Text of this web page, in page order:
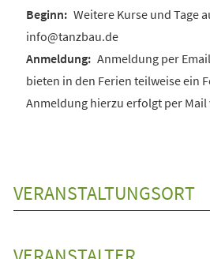
Weitere Kurse und Tage
info@tanzbau.de
Anmeldung per
bieten in den Ferien teilweise ein
Anmeldung hierzu erfolgt per Mail
VERANSTALTUNGSORT